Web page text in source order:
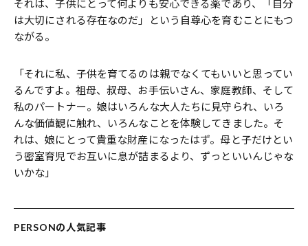
それは、子供にとって何よりも安心できる薬であり、「自分
は大切にされる存在なのだ」という自尊心を育むことにもつ
ながる。
「それに私、子供を育てるのは親でなくてもいいと思ってい
るんですよ。祖母、叔母、お手伝いさん、家庭教師、そして
私のパートナー。娘はいろんな大人たちに見守られ、いろ
んな価値観に触れ、いろんなことを体験してきました。そ
れは、娘にとって貴重な財産になったはず。母と子だけとい
う密室育児でお互いに息が詰まるより、ずっといいんじゃな
いかな」
PERSONの人気記事